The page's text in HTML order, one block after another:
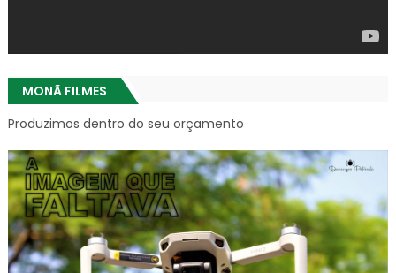
MONÃ FILMES
Produzimos dentro do seu orçamento